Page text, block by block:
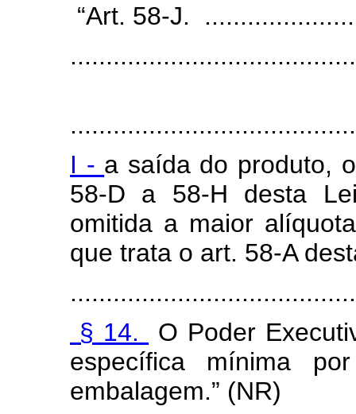
“Art. 58-J.
I - a saída do produto,
58-D a 58-H desta
omitida a maior
que trata o art. 58-A
§ 14.
O Poder
específica mínima
embalagem.” (NR)